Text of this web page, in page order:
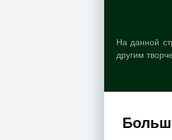
На данной
другим